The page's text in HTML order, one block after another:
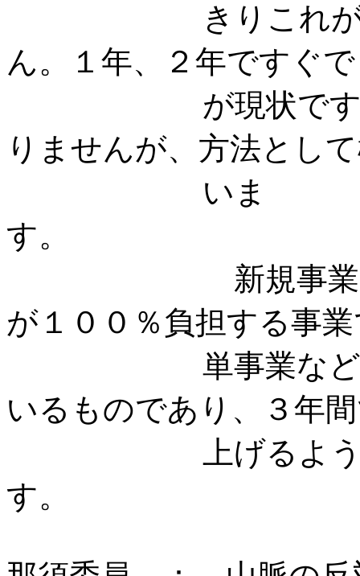
きりこれがいい
ん。１年、２年ですぐ
が現状です。こ
りませんが、方法とし
いま
新規事業は、県
が１００％負担する事
単事業など従来
いるものであり、３年
上げるように
す